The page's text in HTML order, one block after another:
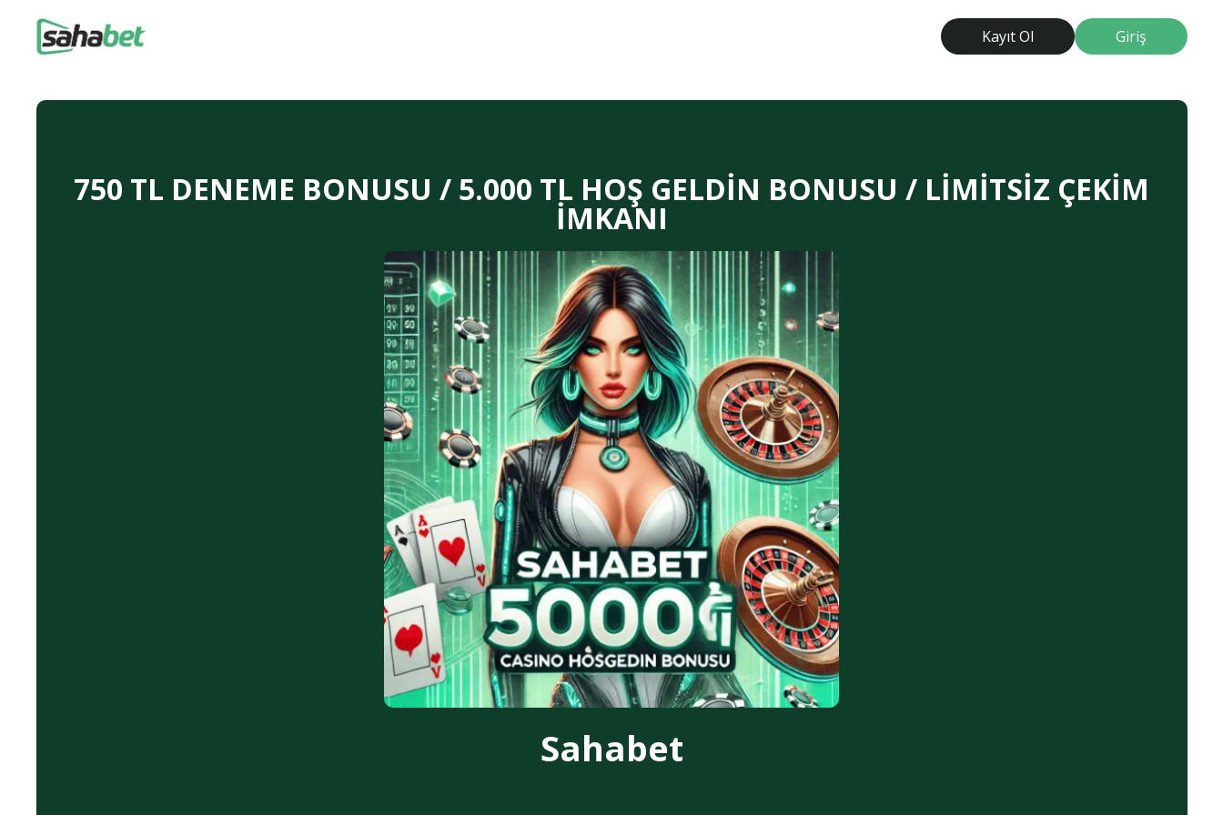
Kayıt Ol Giriş
750 TL DENEME BONUSU / 5.000 TL HOŞ GELDİN BONUSU / LİMİTSİZ ÇEKİM
İMKANI
Sahabet